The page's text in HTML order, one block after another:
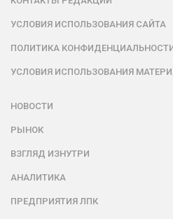
УСЛОВИЯ ИСПОЛЬЗОВАНИЯ САЙТА
ПОЛИТИКА
УСЛОВИЯ ИСПОЛЬЗОВАНИЯ
НОВОСТИ
РЫНОК
ВЗГЛЯД ИЗНУТРИ
АНАЛИТИКА
ПРЕДПРИЯТИЯ ЛПК